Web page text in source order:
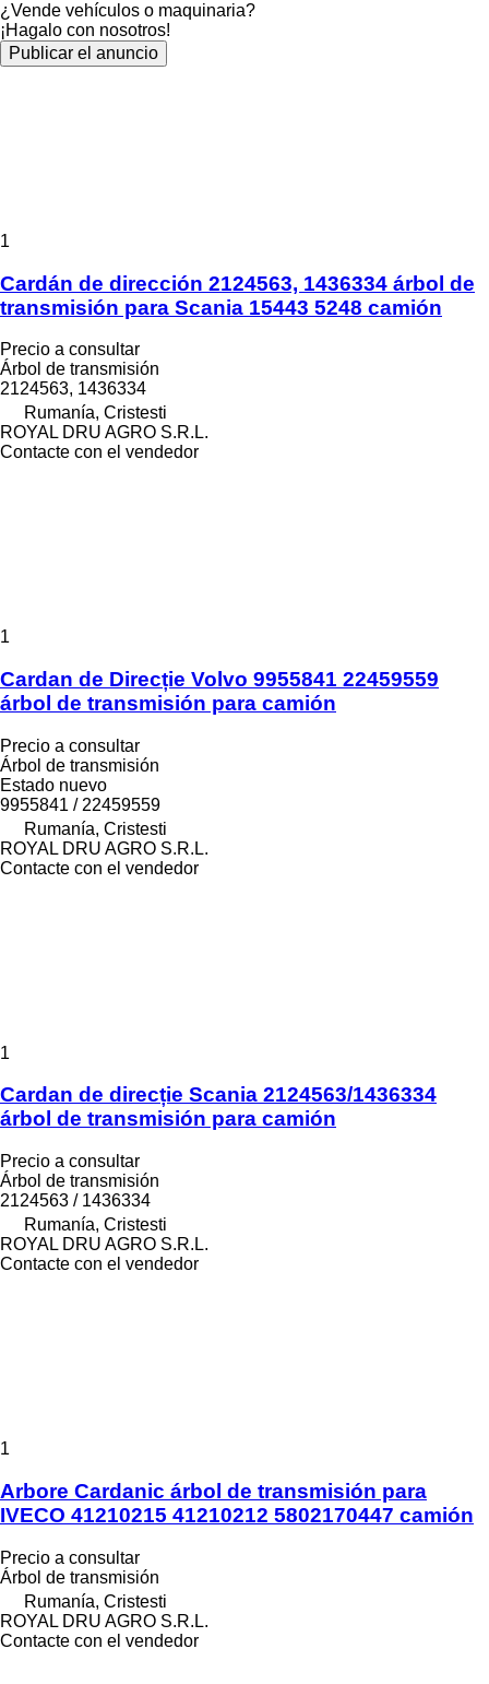
¿Vende vehículos o maquinaria?
¡Hagalo con nosotros!
Publicar el anuncio
1
Cardán de dirección 2124563, 1436334 árbol de
transmisión para Scania 15443 5248 camión
Precio a consultar
Árbol de transmisión
2124563, 1436334
Rumanía, Cristesti
ROYAL DRU AGRO S.R.L.
Contacte con el vendedor
1
Cardan de Direcție Volvo 9955841 22459559
árbol de transmisión para camión
Precio a consultar
Árbol de transmisión
Estado nuevo
9955841 / 22459559
Rumanía, Cristesti
ROYAL DRU AGRO S.R.L.
Contacte con el vendedor
1
Cardan de direcție Scania 2124563/1436334
árbol de transmisión para camión
Precio a consultar
Árbol de transmisión
2124563 / 1436334
Rumanía, Cristesti
ROYAL DRU AGRO S.R.L.
Contacte con el vendedor
1
Arbore Cardanic árbol de transmisión para
IVECO 41210215 41210212 5802170447 camión
Precio a consultar
Árbol de transmisión
Rumanía, Cristesti
ROYAL DRU AGRO S.R.L.
Contacte con el vendedor